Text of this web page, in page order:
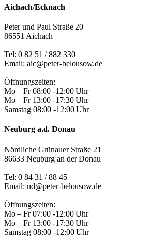
Aichach/Ecknach
Peter und Paul Straße 20
86551 Aichach
Tel: 0 82 51 / 882 330
Email: aic@peter-belousow.de
Öffnungszeiten:
Mo – Fr 08:00 -12:00 Uhr
Mo – Fr 13:00 -17:30 Uhr
Samstag 08:00 -12:00 Uhr
Neuburg a.d. Donau
Nördliche Grünauer Straße 21
86633 Neuburg an der Donau
Tel: 0 84 31 / 88 45
Email: nd@peter-belousow.de
Öffnungszeiten:
Mo – Fr 07:00 -12:00 Uhr
Mo – Fr 13:00 -17:30 Uhr
Samstag 08:00 -12:00 Uhr